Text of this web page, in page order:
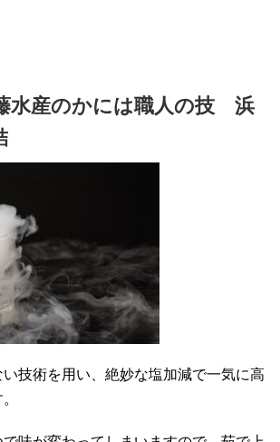
水産のかには職人の技 浜
技術を用い、絶妙な塩加減で一気に高